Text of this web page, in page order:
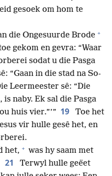
gesoek om hom te
die Ongesuurde Brode +
gekom en gevra: “Waar
sodat u die Pasga
“Gaan in die stad na So-
Leermeester sê: “Die
naby. Ek sal die Pasga
huis vier.”’” 19
Toe het
vir hulle gesê het, en
het, + was hy saam met
21
Terwyl hulle geëet